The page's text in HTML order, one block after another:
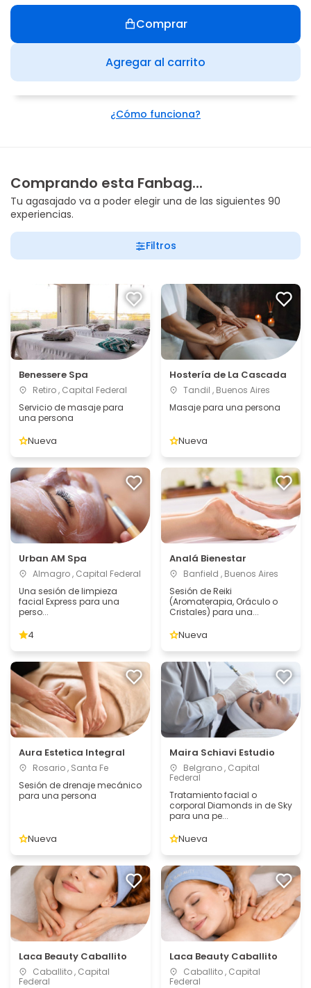
Agregar al carrito
Comprar
¿Cómo funciona?
Comprando esta Fanbag...
Tu agasajado va a poder elegir una de las siguientes 90
experiencias.
Filtros
Benessere Spa
Retiro , Capital Federal
Servicio de masaje para
una persona
Nueva
Hostería de La Cascada
Tandil , Buenos Aires
Masaje para una persona
Nueva
Urban AM Spa
Almagro , Capital Federal
Una sesión de limpieza
facial Express para una
perso...
4
Analá Bienestar
Banfield , Buenos Aires
Sesión de Reiki
(Aromaterapia, Oráculo o
Cristales) para una...
Nueva
Aura Estetica Integral
Rosario , Santa Fe
Sesión de drenaje mecánico
para una persona
Nueva
Maira Schiavi Estudio
Belgrano , Capital
Federal
Tratamiento facial o
corporal Diamonds in de Sky
para una pe...
Nueva
Laca Beauty Caballito
Caballito , Capital
Federal
Laca Beauty Caballito
Caballito , Capital
Federal